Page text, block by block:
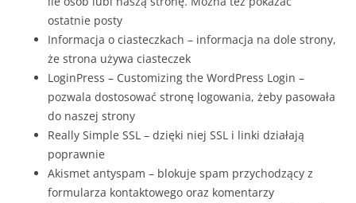
ostatnie posty
Informacja o ciasteczkach – informacja na dole strony,
że strona używa ciasteczek
LoginPress – Customizing the WordPress Login –
pozwala dostosować stronę logowania, żeby pasowała
do naszej strony
Really Simple SSL – dzięki niej SSL i linki działają
poprawnie
Akismet antyspam – blokuje spam przychodzący z
formularza kontaktowego oraz komentarzy